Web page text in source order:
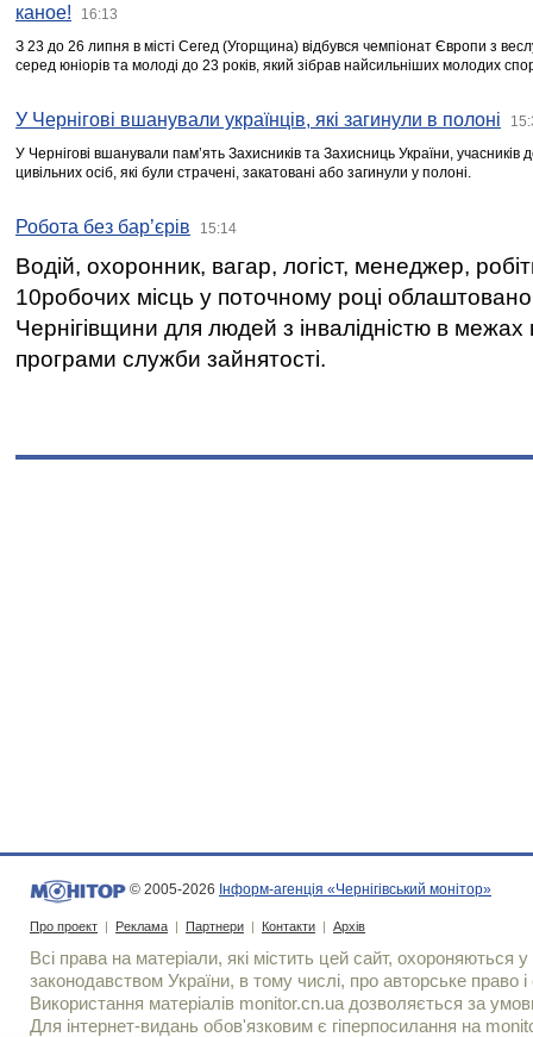
каное! 16:13
З 23 до 26 липня в місті Сегед (Угорщина) відбувся чемпіонат Європи з
серед юніорів та молоді до 23 років, який зібрав найсильніших молодих
У Чернігові вшанували українців, які загинули в полоні
У Чернігові вшанували пам’ять Захисників та Захисниць України,
цивільних осіб, які були страчені, закатовані або загинули у полоні.
Робота без бар’єрів 15:14
Водій, охоронник, вагар, логіст, менеджер,
10робочих місць у поточному році
Чернігівщини для людей з інвалідністю в межах
програми служби зайнятості.
© 2005-2026 Інформ-агенція «Чернігівський монітор»
Про проект | Реклама | Партнери | Контакти | Архів
Всі права на матеріали, які містить цей сайт, охороняються у
законодавством України, в тому числі, про авторське право і
Використання матерiалiв monitor.cn.ua дозволяється за
Для iнтернет-видань обов'язковим є гiперпосилання на